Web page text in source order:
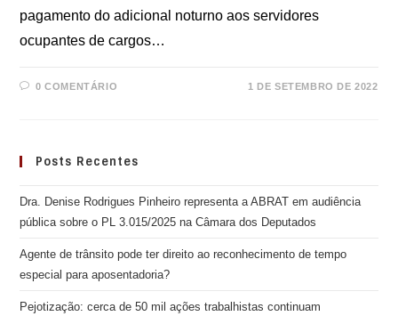
pagamento do adicional noturno aos servidores
ocupantes de cargos…
0 COMENTÁRIO 1 DE SETEMBRO DE 2022
Posts Recentes
Dra. Denise Rodrigues Pinheiro representa a ABRAT em audiência
pública sobre o PL 3.015/2025 na Câmara dos Deputados
Agente de trânsito pode ter direito ao reconhecimento de tempo
especial para aposentadoria?
Pejotização: cerca de 50 mil ações trabalhistas continuam